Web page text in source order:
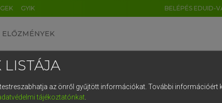
GYIK BELÉPÉS EDUID-
ELŐZMÉNYEK
LISTÁJA
az önről gyűjtött információkat. További információért
tájékoztatónkat.
DE CN FR ES IT NL